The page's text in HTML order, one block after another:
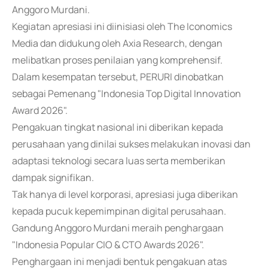
Anggoro Murdani.
Kegiatan apresiasi ini diinisiasi oleh The Iconomics
Media dan didukung oleh Axia Research, dengan
melibatkan proses penilaian yang komprehensif.
Dalam kesempatan tersebut, PERURI dinobatkan
sebagai Pemenang "Indonesia Top Digital Innovation
Award 2026".
Pengakuan tingkat nasional ini diberikan kepada
perusahaan yang dinilai sukses melakukan inovasi dan
adaptasi teknologi secara luas serta memberikan
dampak signifikan.
Tak hanya di level korporasi, apresiasi juga diberikan
kepada pucuk kepemimpinan digital perusahaan.
Gandung Anggoro Murdani meraih penghargaan
"Indonesia Popular CIO & CTO Awards 2026".
Penghargaan ini menjadi bentuk pengakuan atas